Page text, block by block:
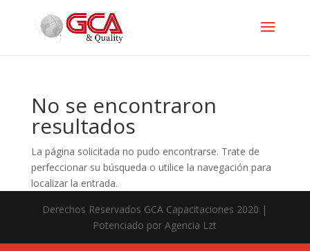
No se encontraron
resultados
La página solicitada no pudo encontrarse. Trate de
perfeccionar su búsqueda o utilice la navegación para
localizar la entrada.
Derechos Reservados GCA Capacitaciones 2020 |
Potenciado por Agencia Lzt